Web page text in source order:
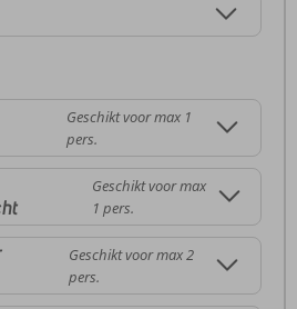
Geschikt voor max 1
pers.
Geschikt voor max
1 pers.
Geschikt voor max 2
pers.